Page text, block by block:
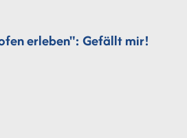
erleben": Gefällt mir!